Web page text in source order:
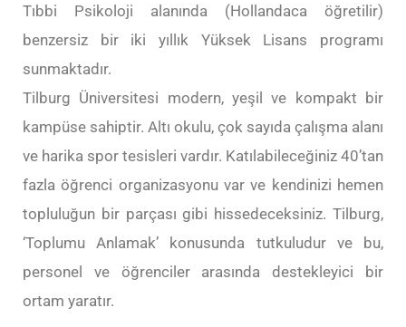
Tıbbi Psikoloji alanında (Hollandaca öğretilir)
benzersiz bir iki yıllık Yüksek Lisans programı
sunmaktadır.
Tilburg Üniversitesi modern, yeşil ve kompakt bir
kampüse sahiptir. Altı okulu, çok sayıda çalışma alanı
ve harika spor tesisleri vardır. Katılabileceğiniz 40’tan
fazla öğrenci organizasyonu var ve kendinizi hemen
topluluğun bir parçası gibi hissedeceksiniz. Tilburg,
‘Toplumu Anlamak’ konusunda tutkuludur ve bu,
personel ve öğrenciler arasında destekleyici bir
ortam yaratır.